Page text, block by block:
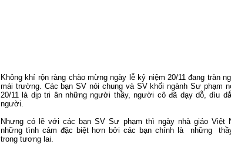
Không khí rộn ràng chào mừng ngày lễ kỷ niệm 20/11 đang tràn
mái trường. Các bạn SV nói chung và SV khối ngành Sư phạm
20/11 là dịp tri ân những người thầy, người cô đã dạy dỗ, dìu
người.
Nhưng có lẽ với các bạn SV Sư phạm thì ngày nhà giáo Việt
những tình cảm đặc biệt hơn bởi các bạn chính là những
trong tương lai.